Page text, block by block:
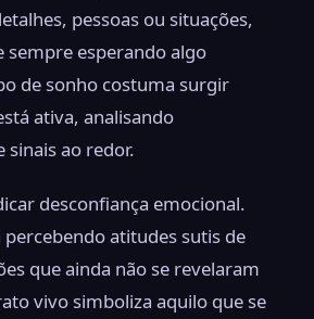
pessoas ou situações,
sempre esperando algo
de sonho costuma surgir
ativa, analisando
ao redor.
desconfiança emocional.
percebendo atitudes sutis de
que ainda não se revelaram
vivo simboliza aquilo que se